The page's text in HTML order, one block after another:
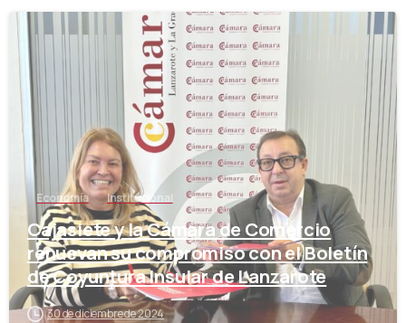
Economía Institucional
Cajasiete y la Cámara de Comercio
renuevan su compromiso con el Boletín
de Coyuntura Insular de Lanzarote
30 de diciembre de 2024